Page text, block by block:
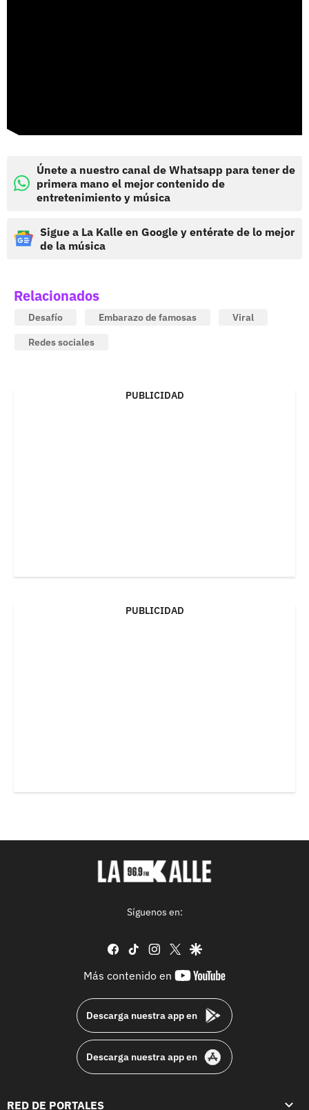
Únete a nuestro canal de Whatsapp para tener de
primera mano el mejor contenido de
entretenimiento y música
Sigue a La Kalle en Google y entérate de lo mejor
de la música
Relacionados
Desafío Embarazo de famosas
Viral
Redes sociales
PUBLICIDAD
PUBLICIDAD
Síguenos en:
facebook
tiktok instagram
twittergoogle
Más contenido en
youtube-
Descarga nuestra app en
Descarga nuestra app en
RED DE PORTALES